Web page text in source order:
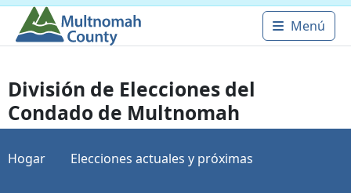
Main
Menú
División de Elecciones del
Condado de Multnomah
Hogar Elecciones actuales y próximas